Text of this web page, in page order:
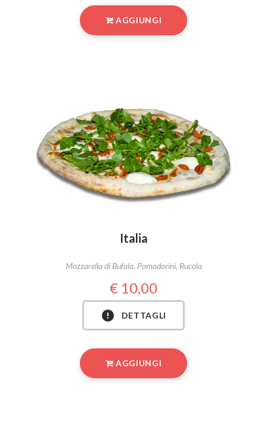
AGGIUNGI
Italia
Mozzarella di Bufala, Pomodorini, Rucola
10,00
DETTAGLI
AGGIUNGI